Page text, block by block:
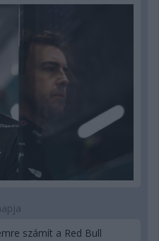
számít a Red Bull